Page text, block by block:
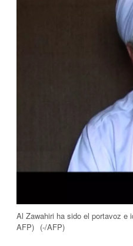
Al Zawahiri ha sido el portavoz e
AFP) (-/AFP)